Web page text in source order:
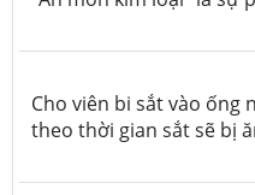
Cho viên bi sắt vào ống
theo thời gian sắt sẽ bị